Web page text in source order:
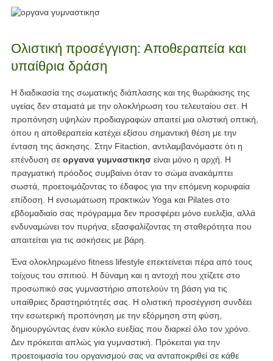
Ολιστική προσέγγιση: Αποθεραπεία και
υπαίθρια δράση
Η διαδικασία της σωματικής διάπλασης και της θωράκισης της
υγείας δεν σταματά με την ολοκλήρωση του τελευταίου σετ. Η
προπόνηση υψηλών προδιαγραφών απαιτεί μια ολιστική οπτική,
όπου η αποθεραπεία κατέχει εξίσου σημαντική θέση με την
ένταση της άσκησης. Στην Fitaction, αντιλαμβανόμαστε ότι η
επένδυση σε οργανα γυμναστικησείναι μόνο η αρχή. Η
πραγματική πρόοδος συμβαίνει όταν το σώμα ανακάμπτει
σωστά, προετοιμάζοντας το έδαφος για την επόμενη κορυφαία
επίδοση. Η ενσωμάτωση πρακτικών Yoga και Pilates στο
εβδομαδιαίο σας πρόγραμμα δεν προσφέρει μόνο ευελιξία, αλλά
ενδυναμώνει τον πυρήνα, εξασφαλίζοντας τη σταθερότητα που
απαιτείται για τις ασκήσεις με βάρη.
Ένα ολοκληρωμένο fitness lifestyle επεκτείνεται πέρα από τους
τοίχους του σπιτιού. Η δύναμη και η αντοχή που χτίζετε στο
προσωπικό σας γυμναστήριο αποτελούν τη βάση για τις
υπαίθριες δραστηριότητές σας. Η ολιστική προσέγγιση συνδέει
την εσωτερική προπόνηση με την εξόρμηση στη φύση,
δημιουργώντας έναν κύκλο ευεξίας που διαρκεί όλο τον χρόνο.
Δεν πρόκειται απλώς για γυμναστική. Πρόκειται για την
προετοιμασία του οργανισμού σας να ανταποκριθεί σε κάθε